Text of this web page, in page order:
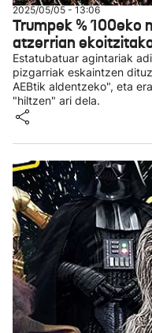
2025/05/05 - 13:06
Trumpek % 100eko
atzerrian
Estatubatuar agintariak
pizgarriak eskaintzen
AEBtik aldentzeko", eta
"hiltzen" ari dela.